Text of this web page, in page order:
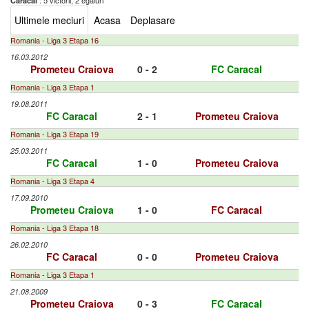
Ultimele meciuri Acasa Deplasare
Romania - Liga 3 Etapa 16
16.03.2012
Prometeu Craiova 0 - 2 FC Caracal
Romania - Liga 3 Etapa 1
19.08.2011
FC Caracal 2 - 1 Prometeu Craiova
Romania - Liga 3 Etapa 19
25.03.2011
FC Caracal 1 - 0 Prometeu Craiova
Romania - Liga 3 Etapa 4
17.09.2010
Prometeu Craiova 1 - 0 FC Caracal
Romania - Liga 3 Etapa 18
26.02.2010
FC Caracal 0 - 0 Prometeu Craiova
Romania - Liga 3 Etapa 1
21.08.2009
Prometeu Craiova 0 - 3 FC Caracal